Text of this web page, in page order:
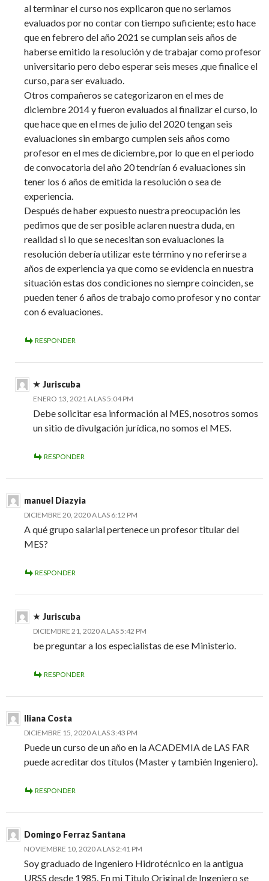
al terminar el curso nos explicaron que no seriamos
evaluados por no contar con tiempo suficiente; esto hace
que en febrero del año 2021 se cumplan seis años de
haberse emitido la resolución y de trabajar como profesor
universitario pero debo esperar seis meses ,que finalice el
curso, para ser evaluado.
Otros compañeros se categorizaron en el mes de
diciembre 2014 y fueron evaluados al finalizar el curso, lo
que hace que en el mes de julio del 2020 tengan seis
evaluaciones sin embargo cumplen seis años como
profesor en el mes de diciembre, por lo que en el periodo
de convocatoria del año 20 tendrían 6 evaluaciones sin
tener los 6 años de emitida la resolución o sea de
experiencia.
Después de haber expuesto nuestra preocupación les
pedimos que de ser posible aclaren nuestra duda, en
realidad si lo que se necesitan son evaluaciones la
resolución debería utilizar este término y no referirse a
años de experiencia ya que como se evidencia en nuestra
situación estas dos condiciones no siempre coinciden, se
pueden tener 6 años de trabajo como profesor y no contar
con 6 evaluaciones.
RESPONDER
Juriscuba
ENERO 13, 2021 A LAS 5:04 PM
Debe solicitar esa información al MES, nosotros somos
un sitio de divulgación jurídica, no somos el MES.
RESPONDER
manuel Diazyia
DICIEMBRE 20, 2020 A LAS 6:12 PM
A qué grupo salarial pertenece un profesor titular del
MES?
RESPONDER
Juriscuba
DICIEMBRE 21, 2020 A LAS 5:42 PM
be preguntar a los especialistas de ese Ministerio.
RESPONDER
Iliana Costa
DICIEMBRE 15, 2020 A LAS 3:43 PM
Puede un curso de un año en la ACADEMIA de LAS FAR
puede acreditar dos títulos (Master y también Ingeniero).
RESPONDER
Domingo Ferraz Santana
NOVIEMBRE 10, 2020 A LAS 2:41 PM
Soy graduado de Ingeniero Hidrotécnico en la antigua
URSS desde 1985. En mi Titulo Original de Ingeniero se